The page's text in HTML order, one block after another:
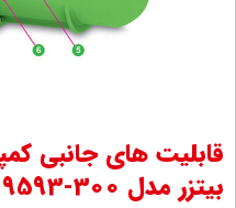
بیتزر مدل CSH 9593-300